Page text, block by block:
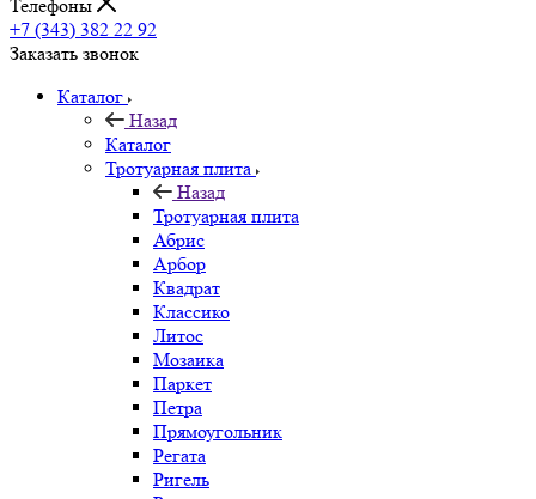
Телефоны
+7 (343) 382 22 92
Заказать звонок
Каталог
Назад
Каталог
Тротуарная плита
Назад
Тротуарная плита
Абрис
Арбор
Квадрат
Классико
Литос
Мозаика
Паркет
Петра
Прямоугольник
Регата
Ригель